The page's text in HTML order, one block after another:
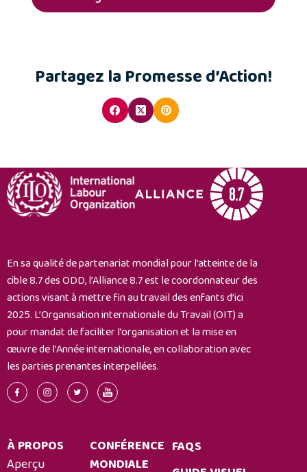
Partagez la Promesse d’Action!
En sa qualité de partenariat mondial pour l’atteinte de la
cible 8.7 des ODD, l’Alliance 8.7 est le coordonnateur des
actions visant à mettre fin au travail des enfants d’ici
2025. L’Organisation internationale du Travail (OIT) a
pour mandat de faciliter l’organisation et la mise en
œuvre de l’Année internationale, en collaboration avec
les parties prenantes interpellées.
À PROPOS
Aperçu
CONFÉRENCE
MONDIALE
FAQS